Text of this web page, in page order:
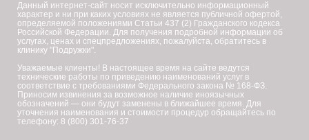
Данный интернет-сайт носит исключительно информационный
характер и ни при каких условиях не является публичной офертой,
определяемой положениями Статьи 437 (2) Гражданского кодекса
Российской Федерации. Для получения подробной информации об
услугах, ценах и спецпредложениях, пожалуйста, обратитесь в
клинику "Подружки".
Уважаемые клиенты! В настоящее время на сайте ведутся
технические работы по приведению наименований услуг в
соответствие с требованиями Федерального закона № 168-ФЗ.
Приносим извинения за возможное наличие иноязычных
обозначений — они будут заменены в ближайшее время. Для
уточнения наименования и стоимости процедур обращайтесь по
телефону: 8 (800) 301-76-37